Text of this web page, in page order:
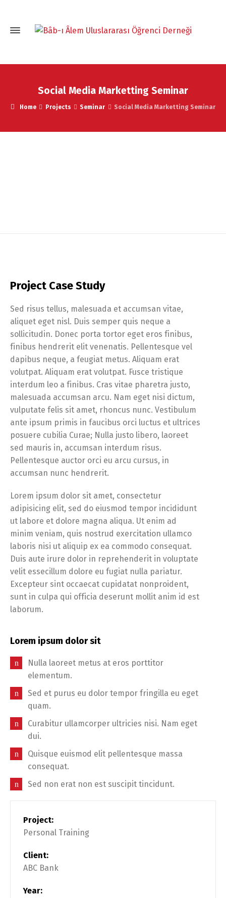
Social Media Marketting Seminar
Home Projects Seminar Social Media Marketting Seminar
Project Case Study
Sed risus tellus, malesuada et accumsan vitae,
aliquet eget nisl. Duis semper quis neque a
sollicitudin. Donec porta tortor eget eros finibus,
finibus hendrerit elit venenatis. Pellentesque vel
dapibus neque, a feugiat metus. Aliquam erat
volutpat. Aliquam erat volutpat. Fusce tristique
interdum leo a finibus. Cras vitae pharetra justo,
malesuada accumsan arcu. Nam eget nisi dictum,
vulputate felis sit amet, rhoncus nunc. Vestibulum
ante ipsum primis in faucibus orci luctus et ultrices
posuere cubilia Curae; Nulla justo libero, laoreet
sed mauris in, accumsan interdum risus.
Pellentesque auctor orci eu arcu cursus, in
accumsan nunc hendrerit.
Lorem ipsum dolor sit amet, consectetur
adipisicing elit, sed do eiusmod tempor incididunt
ut labore et dolore magna aliqua. Ut enim ad
minim veniam, quis nostrud exercitation ullamco
laboris nisi ut aliquip ex ea commodo consequat.
Duis aute irure dolor in reprehenderit in voluptate
velit essecillum dolore eu fugiat nulla pariatur.
Excepteur sint occaecat cupidatat nonproident,
sunt in culpa qui officia deserunt mollit anim id est
laborum.
Lorem ipsum dolor sit
Nulla laoreet metus at eros porttitor
elementum.
Sed et purus eu dolor tempor fringilla eu eget
quam.
Curabitur ullamcorper ultricies nisi. Nam eget
dui.
Quisque euismod elit pellentesque massa
consequat.
Sed non erat non est suscipit tincidunt.
Project:
Personal Training
Client:
ABC Bank
Year: